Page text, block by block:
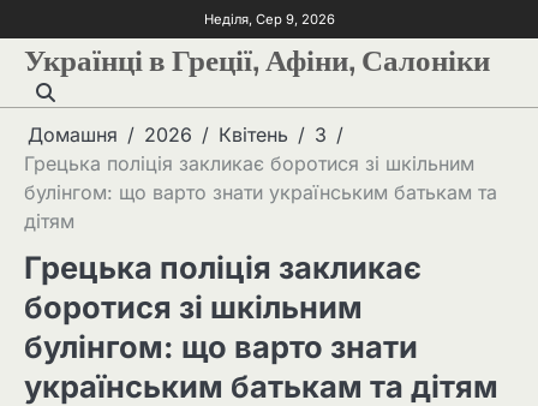
Неділя, Сер 9, 2026
Українці в Греції, Афіни, Салоніки
Домашня 2026 Квітень
3
Грецька поліція закликає боротися зі шкільним
булінгом: що варто знати українським батькам та
дітям
Грецька поліція закликає
боротися зі шкільним
булінгом: що варто знати
українським батькам та дітям